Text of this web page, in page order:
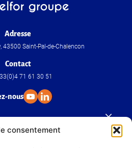
consentement
Adresse
43500 Saint-Pal-de-Chalencon
Contact
71 61 30 51
nous